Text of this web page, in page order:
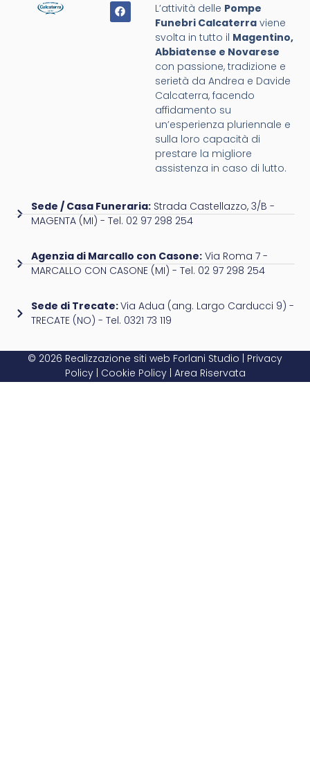
L’attività delle Pompe
Funebri Calcaterra viene
svolta in tutto il Magentino,
Abbiatense e Novarese
con passione, tradizione e
serietà da Andrea e Davide
Calcaterra, facendo
affidamento su
un’esperienza pluriennale e
sulla loro capacità di
prestare la migliore
assistenza in caso di lutto.
Sede / Casa Funeraria:Strada Castellazzo, 3/B -
MAGENTA (MI) - Tel. 02 97 298 254
Agenzia di Marcallo con Casone:Via Roma 7 -
MARCALLO CON CASONE (MI) - Tel. 02 97 298 254
Sede di Trecate:Via Adua (ang. Largo Carducci 9) -
TRECATE (NO) - Tel. 0321 73 119
© 2026 Realizzazione siti web Forlani Studio
Privacy
Policy| Cookie Policy| Area Riservata